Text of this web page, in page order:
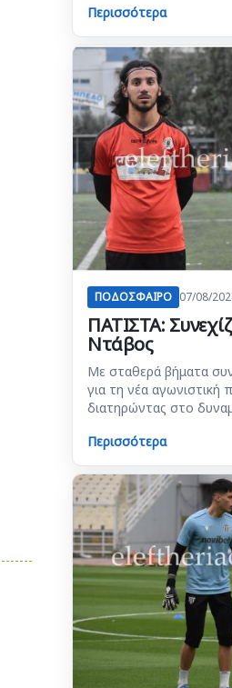
Περισσότερα
ΠΟΔΟΣΦΑΙΡΟ 07/08/
ΠΑΤΙΣΤΑ:
Ντάβος
Με σταθερά βήματα
για τη νέα αγωνιστική
διατηρώντας στο
Περισσότερα